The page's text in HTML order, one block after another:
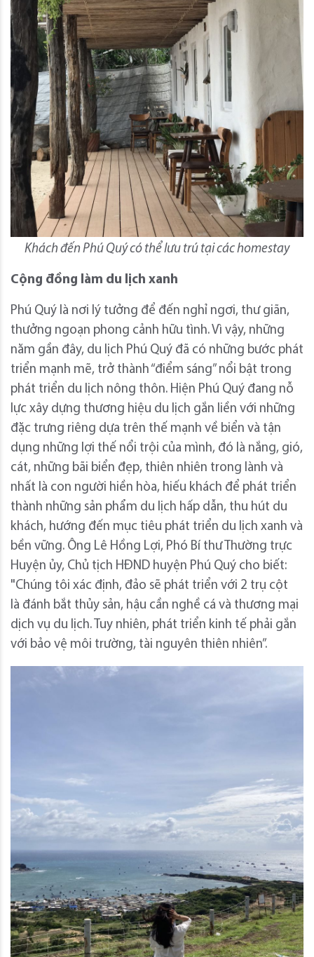
Khách đến Phú Quý có thể lưu trú tại các homestay
Cộng đồng làm du lịch xanh
Phú Quý là nơi lý tưởng để đến nghỉ ngơi, thư giãn,
thưởng ngoạn phong cảnh hữu tình. Vì vậy, những
năm gần đây, du lịch Phú Quý đã có những bước phát
triển mạnh mẽ, trở thành “điểm sáng” nổi bật trong
phát triển du lịch nông thôn. Hiện Phú Quý đang nỗ
lực xây dựng thương hiệu du lịch gắn liền với những
đặc trưng riêng dựa trên thế mạnh về biển và tận
dụng những lợi thế nổi trội của mình, đó là nắng, gió,
cát, những bãi biển đẹp, thiên nhiên trong lành và
nhất là con người hiền hòa, hiếu khách để phát triển
thành những sản phẩm du lịch hấp dẫn, thu hút du
khách, hướng đến mục tiêu phát triển du lịch xanh và
bền vững. Ông Lê Hồng Lợi, Phó Bí thư Thường trực
Huyện ủy, Chủ tịch HĐND huyện Phú Quý cho biết:
"Chúng tôi xác định, đảo sẽ phát triển với 2 trụ cột
là đánh bắt thủy sản, hậu cần nghề cá và thương mại
dịch vụ du lịch. Tuy nhiên, phát triển kinh tế phải gắn
với bảo vệ môi trường, tài nguyên thiên nhiên”.